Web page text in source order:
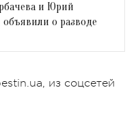
и Юрий
о разводе
из соцсетей